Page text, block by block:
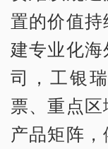
置的价值
建专业化
司，工银
票、重点
产品矩阵